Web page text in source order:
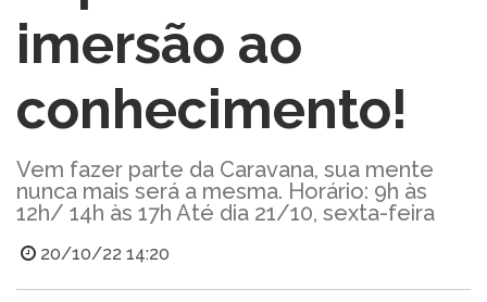
imersão ao
conhecimento!
Vem fazer parte da Caravana, sua mente
nunca mais será a mesma. Horário: 9h às
12h/ 14h às 17h Até dia 21/10, sexta-feira
20/10/22 14:20